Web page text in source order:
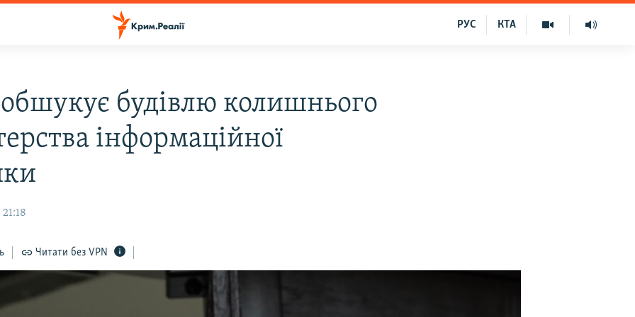
КТА
РУС
будівлю колишнього
інформаційної
Читати без VPN